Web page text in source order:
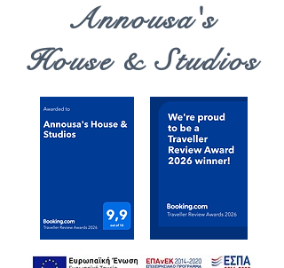
Annousa's
House & Studios